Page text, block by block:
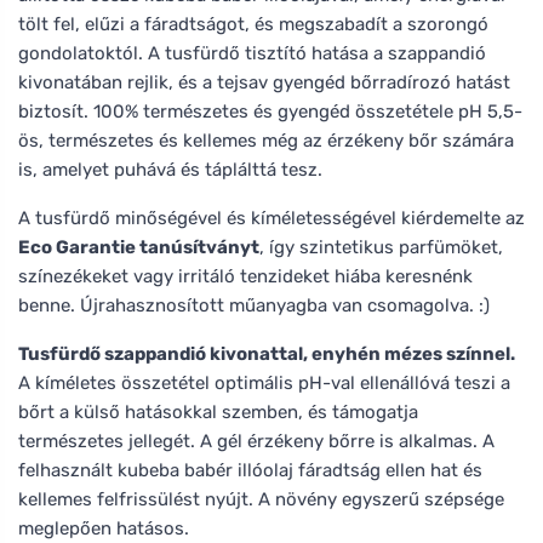
tölt fel, elűzi a fáradtságot, és megszabadít a szorongó
gondolatoktól. A tusfürdő tisztító hatása a szappandió
kivonatában rejlik, és a tejsav gyengéd bőrradírozó hatást
biztosít. 100% természetes és gyengéd összetétele pH 5,5-
ös, természetes és kellemes még az érzékeny bőr számára
is, amelyet puhává és táplálttá tesz.
A tusfürdő minőségével és kíméletességével kiérdemelte az
Eco Garantie tanúsítványt, így szintetikus parfümöket,
színezékeket vagy irritáló tenzideket hiába keresnénk
benne. Újrahasznosított műanyagba van csomagolva. :)
Tusfürdő szappandió kivonattal, enyhén mézes színnel.
A kíméletes összetétel optimális pH-val ellenállóvá teszi a
bőrt a külső hatásokkal szemben, és támogatja
természetes jellegét. A gél érzékeny bőrre is alkalmas. A
felhasznált kubeba babér illóolaj fáradtság ellen hat és
kellemes felfrissülést nyújt. A növény egyszerű szépsége
meglepően hatásos.